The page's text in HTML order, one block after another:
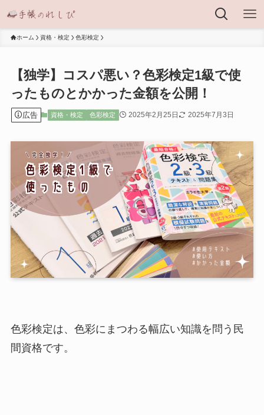
ホーム 資格・検定 色彩検定
【独学】コスパ悪い？色彩検定1級で使
ったものとかかった金額を公開！
広告 資格・検定 色彩検定 2025年2月25日 2025年7月3日
色彩検定は、色彩にまつわる幅広い知識を問う民
間資格です。